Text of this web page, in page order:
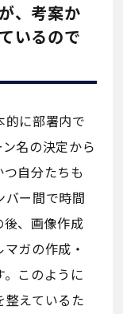
、考案か
いるので
的に部署内で
名の決定から
自分たちも
バー間で時間
、画像作成
ガの作成・
このように
えているた